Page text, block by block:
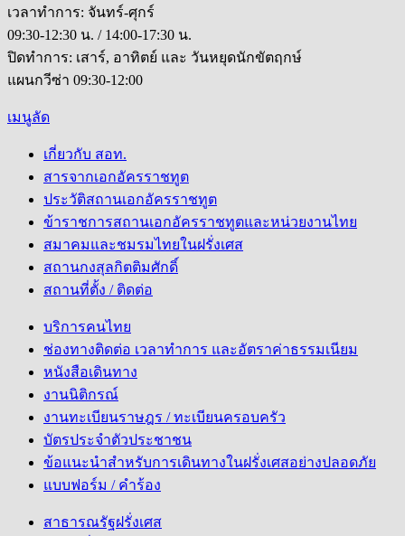
เวลาทำการ: จันทร์-ศุกร์
09:30-12:30 น. / 14:00-17:30 น.
ปิดทำการ: เสาร์, อาทิตย์ และ วันหยุดนักขัตฤกษ์
แผนกวีซ่า 09:30-12:00
เมนูลัด
เกี่ยวกับ สอท.
สารจากเอกอัครราชทูต
ประวัติสถานเอกอัครราชทูต
ข้าราชการสถานเอกอัครราชทูตและหน่วยงานไทย
สมาคมและชมรมไทยในฝรั่งเศส
สถานกงสุลกิตติมศักดิ์
สถานที่ตั้ง / ติดต่อ
บริการคนไทย
ช่องทางติดต่อ เวลาทำการ และอัตราค่าธรรมเนียม
หนังสือเดินทาง
งานนิติกรณ์
งานทะเบียนราษฎร / ทะเบียนครอบครัว
บัตรประจำตัวประชาชน
ข้อแนะนำสำหรับการเดินทางในฝรั่งเศสอย่างปลอดภัย
แบบฟอร์ม / คำร้อง
สาธารณรัฐฝรั่งเศส